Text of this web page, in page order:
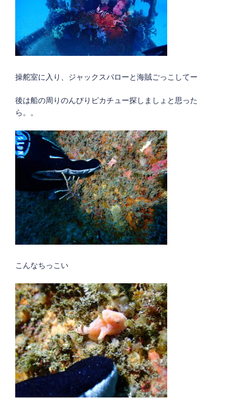
操舵室に入り、ジャックスパローと海賊ごっこしてー
後は船の周りのんびりピカチュー探しましょと思った
ら。。
こんなちっこい